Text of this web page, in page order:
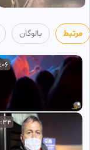
45
HD
مرتبط بالوگان